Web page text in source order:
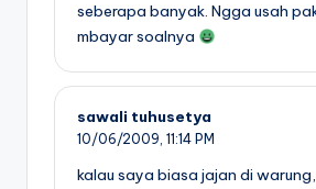
seberapa banyak. Ngga usah
mbayar soalnya
sawali tuhusetya
10/06/2009, 11:14 PM
kalau saya biasa jajan di